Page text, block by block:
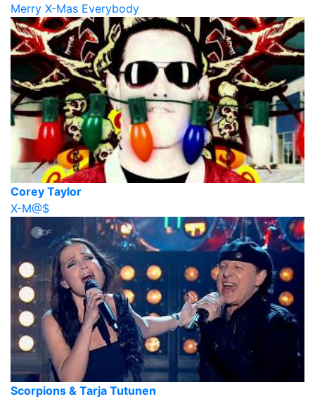
Merry X-Mas Everybody
Corey Taylor
X-M@$
Scorpions & Tarja Tutunen